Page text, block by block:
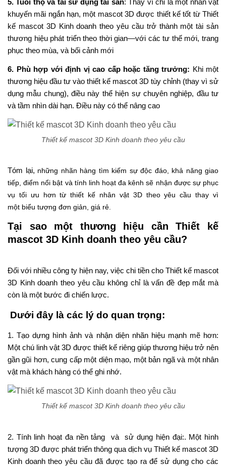
khuyến mãi ngắn hạn, một mascot 3D được thiết kế tốt từ Thiết
kế mascot 3D Kinh doanh theo yêu cầu trở thành một tài sản
thương hiệu phát triển theo thời gian—với các tư thế mới, trang
phục theo mùa, và bối cảnh mới
6. Phù hợp với định vị cao cấp hoặc tăng trưởng: Khi một
thương hiệu đầu tư vào thiết kế mascot 3D tùy chỉnh (thay vì sử
dụng mẫu chung), điều này thể hiện sự chuyên nghiệp, đầu tư
và tầm nhìn dài hạn. Điều này có thể nâng cao
Thiết kế mascot 3D Kinh doanh theo yêu cầu
Tóm lại, những nhãn hàng tìm kiếm sự độc đáo, khả năng giao
tiếp, điểm nổi bật và tính linh hoạt đa kênh sẽ nhận được sự phục
vụ tối ưu hơntừ thiết kế nhân vật3D theo yêu cầu thay vì
một biểu tượng đơn giản, giá rẻ.
Tại sao một thương hiệu cần Thiết kế
mascot 3D Kinh doanh theo yêu cầu?
Đối với nhiều công ty hiện nay, việc chi tiền cho Thiết kế mascot
3D Kinh doanh theo yêu cầu không chỉ là vấn đề đẹp mắt mà
còn là một bước đi chiến lược.
Dưới đây là các lý do quan trọng:
1. Tạo dựng hình ảnh và nhận diện nhãnhiệu mạnh mẽ hơn:
Một chú linh vật 3D được thiết kế riêng giúp thương hiệu trở nên
gần gũi hơn,cung cấpmột diện mạo, một bản ngãvà một nhân
vật mà khách hàng có thể ghi nhớ.
Thiết kế mascot 3D Kinh doanh theo yêu cầu
2. Tính linh hoạt đa nền tảng và sử dụng hiện đại:. Một hình
tượng 3D được phát triển thông qua dịch vụ Thiết kế mascot 3D
Kinh doanh theo yêu cầuđãđược tạo rađể sử dụngcho các